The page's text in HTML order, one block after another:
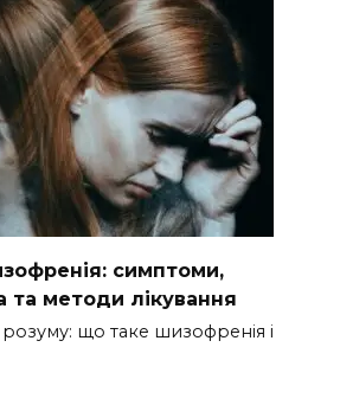
симптоми,
та методи лікування
розуму: що таке шизофренія і